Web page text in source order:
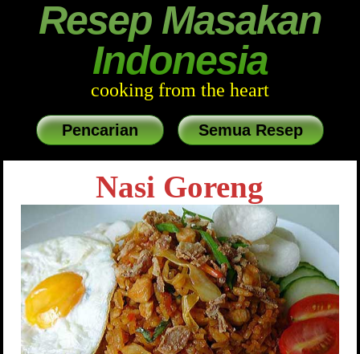
Resep Masakan
Indonesia
cooking from the heart
Pencarian Semua Resep
Nasi Goreng